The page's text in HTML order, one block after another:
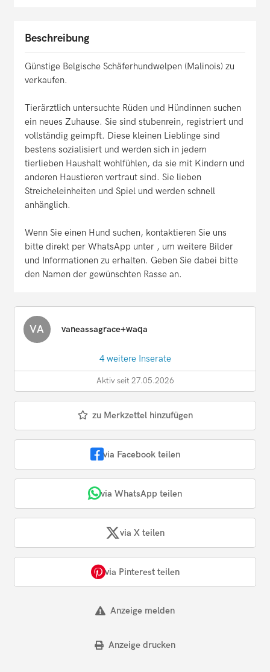
Beschreibung
Günstige Belgische Schäferhundwelpen (Malinois) zu
verkaufen.
Tierärztlich untersuchte Rüden und Hündinnen suchen
ein neues Zuhause. Sie sind stubenrein, registriert und
vollständig geimpft. Diese kleinen Lieblinge sind
bestens sozialisiert und werden sich in jedem
tierlieben Haushalt wohlfühlen, da sie mit Kindern und
anderen Haustieren vertraut sind. Sie lieben
Streicheleinheiten und Spiel und werden schnell
anhänglich.
Wenn Sie einen Hund suchen, kontaktieren Sie uns
bitte direkt per WhatsApp unter , um weitere Bilder
und Informationen zu erhalten. Geben Sie dabei bitte
den Namen der gewünschten Rasse an.
VA vaneassagrace+waqa
4 weitere Inserate
Aktiv seit 27.05.2026
zu Merkzettel hinzufügen
via Facebook teilen
via WhatsApp teilen
via X teilen
via Pinterest teilen
Anzeige melden
Anzeige drucken